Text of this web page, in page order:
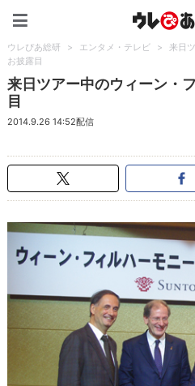
ウレぴあ総研 > エンタメ・テレビ >
来日
お披露目
来日ツアー中のウィーン・
目
2014.9.26 14:52配信